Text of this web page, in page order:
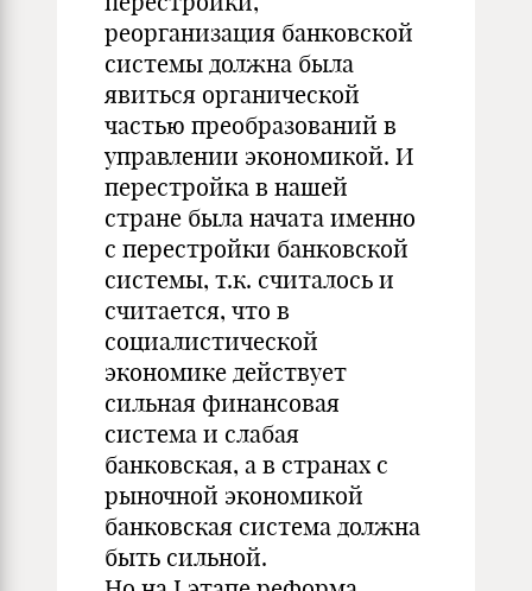
реорганизация банковской
системы должна была
явиться органической
частью преобразований в
управлении экономикой. И
перестройка в нашей
стране была начата именно
с перестройки банковской
системы, т.к. считалось и
считается, что в
социалистической
экономике действует
сильная финансовая
система и слабая
банковская, а в странах с
рыночной экономикой
банковская система должна
быть сильной.